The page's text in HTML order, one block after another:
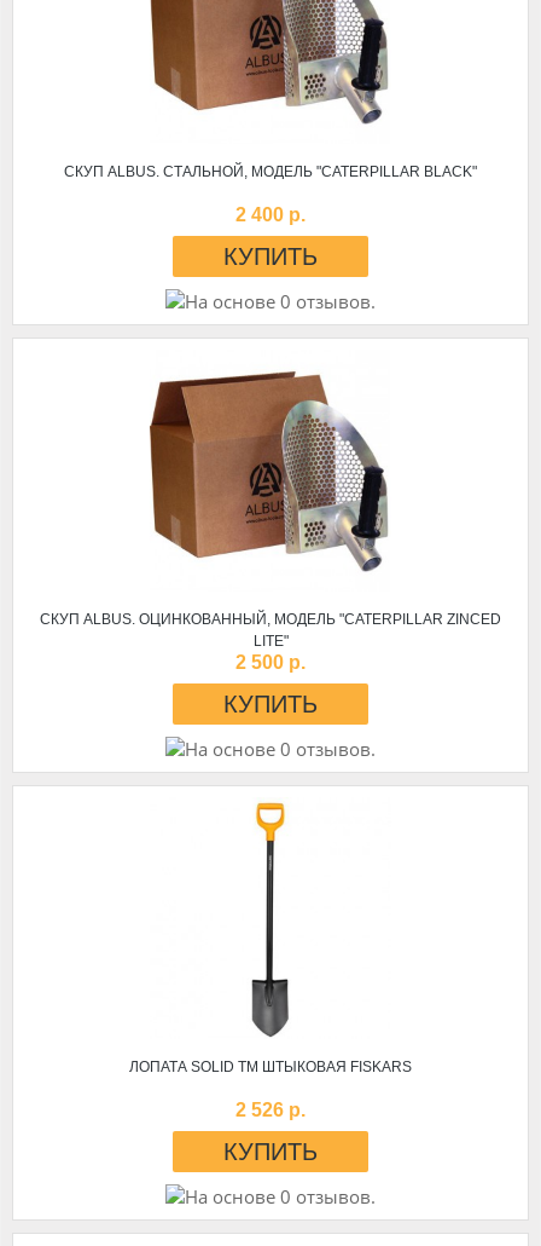
СКУП ALBUS. СТАЛЬНОЙ, МОДЕЛЬ "CATERPILLAR BLACK"
2 400 р.
СКУП ALBUS. ОЦИНКОВАННЫЙ, МОДЕЛЬ "CATERPILLAR ZINCED
LITE"
2 500 р.
ЛОПАТА SOLID TM ШТЫКОВАЯ FISKARS
2 526 р.